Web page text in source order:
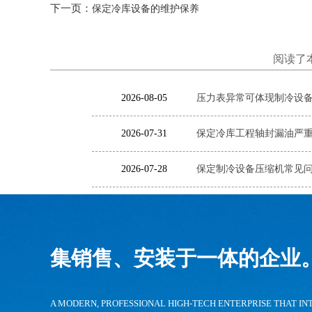
下一页： 保定冷库设备的维护保养
阅读了
2026-08-05 压力表异常可体现制冷设
2026-07-31 保定冷库工程轴封漏油严
2026-07-28 保定制冷设备压缩机常见
集销售、安装于一体的企业
A MODERN, PROFESSIONAL HIGH-TECH ENTERPRISE THAT